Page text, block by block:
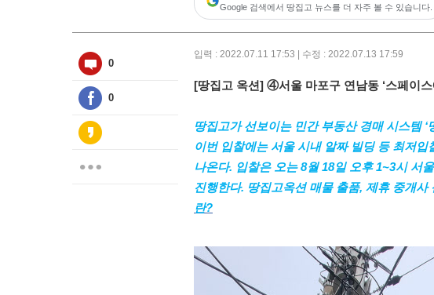
Google 검색에서 땅집고 뉴스를 더 자주 볼 수 있습니다.
0
0
입력 : 2022.07.11 17:53 | 수정 : 2022.07.13 17:59
[땅집고 옥션] ④서울 마포구 연남동 ‘스페이스
땅집고가 선보이는 민간 부동산 경매 시스템
이번 입찰에는 서울 시내 알짜 빌딩 등 최저
나온다. 입찰은 오는 8월 18일 오후 1~3시 서
진행한다. 땅집고옥션 매물 출품, 제휴 중개사
란?